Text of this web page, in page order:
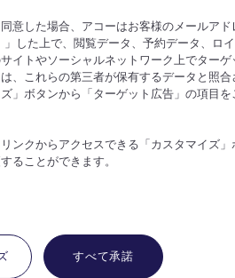
意した場合、アコーはお客様のメールアド
した上で、閲覧データ、予約データ、ロ
イトやソーシャルネットワーク上でター
、これらの第三者が保有するデータと照合
」ボタンから「ターゲット広告」の項目を
ンクからアクセスできる「カスタマイズ」
ることができます。
すべて承諾